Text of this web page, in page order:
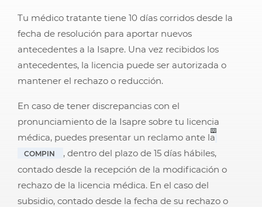
Tu médico tratante tiene 10 días corridos desde la
fecha de resolución para aportar nuevos
antecedentes a la Isapre. Una vez recibidos los
antecedentes, la licencia puede ser autorizada o
mantener el rechazo o reducción.
En caso de tener discrepancias con el
pronunciamiento de la Isapre sobre tu licencia
médica, puedes presentar un reclamo ante la
COMPIN
, dentro del plazo de 15 días hábiles,
contado desde la recepción de la modificación o
rechazo de la licencia médica. En el caso del
subsidio, contado desde la fecha de su rechazo o